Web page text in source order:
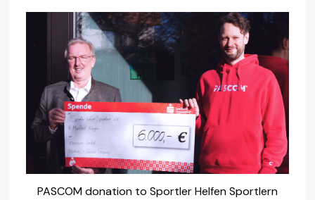
PASCOM donation to Sportler Helfen Sportlern